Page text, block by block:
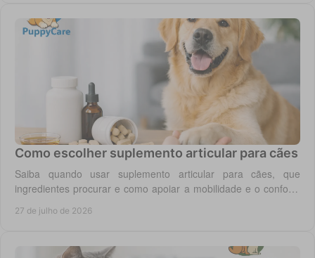
Como escolher suplemento articular para cães
Saiba quando usar suplemento articular para cães, que
ingredientes procurar e como apoiar a mobilidade e o conforto
27 de julho de 2026